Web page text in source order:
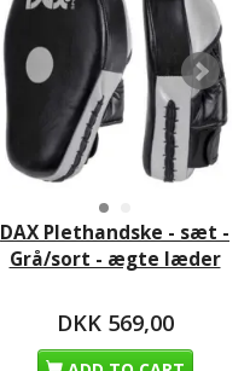
DAX Plethandske - sæt -
Grå/sort - ægte læder
DKK 569,00